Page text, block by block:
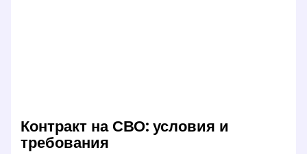
Контракт на СВО: условия и
требования